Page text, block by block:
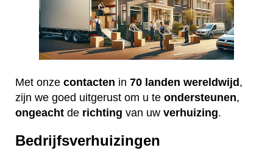
Met onze contacten in 70 landen wereldwijd,
zijn we goed uitgerust om u te ondersteunen,
ongeacht de richting van uw verhuizing.
Bedrijfsverhuizingen